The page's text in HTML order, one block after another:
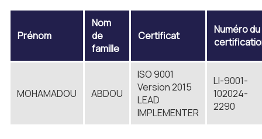
Prénom
Nom
de
famille
Certificat
Numéro du
MOHAMADOU ABDOU
ISO 9001
Version 2015
LEAD
IMPLEMENTER
LI-9001-
102024-
2290